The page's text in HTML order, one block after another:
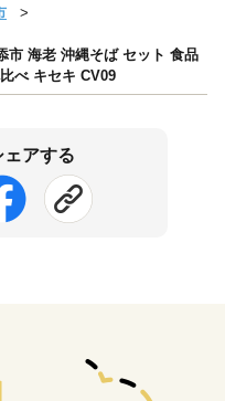
市 海老 沖縄そば セット 食品
べ キセキ CV09
ェアする